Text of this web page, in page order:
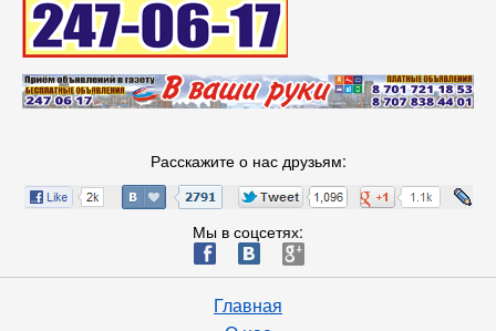
Расскажите о нас друзьям:
Мы в соцсетях:
ä æ è
Главная